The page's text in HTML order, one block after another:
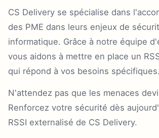
CS Delivery se spécialise dans
des PME dans leurs enjeux de
informatique. Grâce à notre équipe
vous aidons à mettre en place un
qui répond à vos besoins spécifiques.
N'attendez pas que les menaces
Renforcez votre sécurité dès
RSSI externalisé de CS Delivery.